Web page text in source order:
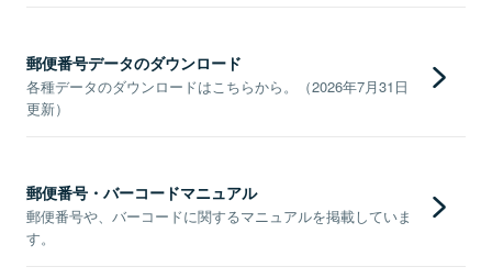
郵便番号データのダウンロード
各種データのダウンロードはこちらから。（2026年7月31日
更新）
郵便番号・バーコードマニュアル
郵便番号や、バーコードに関するマニュアルを掲載していま
す。